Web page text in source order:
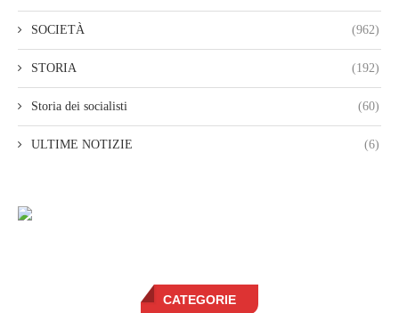
SOCIETÀ (962)
STORIA (192)
Storia dei socialisti (60)
ULTIME NOTIZIE (6)
CATEGORIE